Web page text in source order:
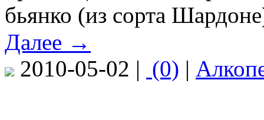
бьянко (из сорта
Далее →
2010-05-02 | (0) |